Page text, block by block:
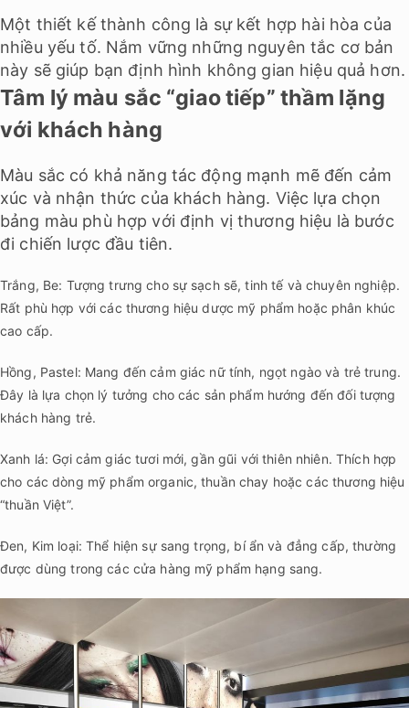
Một thiết kế thành công là sự kết hợp hài hòa của
nhiều yếu tố. Nắm vững những nguyên tắc cơ bản
này sẽ giúp bạn định hình không gian hiệu quả hơn.
Tâm lý màu sắc “giao tiếp” thầm lặng
với khách hàng
Màu sắc có khả năng tác động mạnh mẽ đến cảm
xúc và nhận thức của khách hàng. Việc lựa chọn
bảng màu phù hợp với định vị thương hiệu là bước
đi chiến lược đầu tiên.
Trắng, Be: Tượng trưng cho sự sạch sẽ, tinh tế và chuyên nghiệp.
Rất phù hợp với các thương hiệu dược mỹ phẩm hoặc phân khúc
cao cấp.
Hồng, Pastel: Mang đến cảm giác nữ tính, ngọt ngào và trẻ trung.
Đây là lựa chọn lý tưởng cho các sản phẩm hướng đến đối tượng
khách hàng trẻ.
Xanh lá: Gợi cảm giác tươi mới, gần gũi với thiên nhiên. Thích hợp
cho các dòng mỹ phẩm organic, thuần chay hoặc các thương hiệu
“thuần Việt”.
Đen, Kim loại: Thể hiện sự sang trọng, bí ẩn và đẳng cấp, thường
được dùng trong các cửa hàng mỹ phẩm hạng sang.